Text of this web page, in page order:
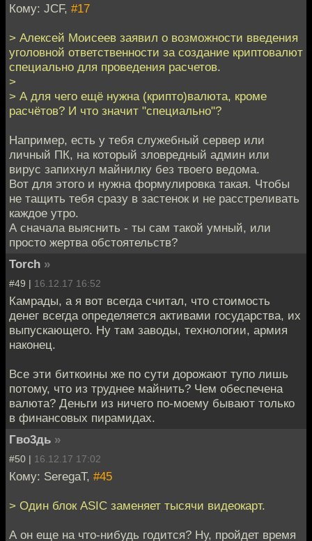
Кому: JCF, #17
> Алексей Моисеев заявил о возможности введения
уголовной ответственности за создание криптовалют
специально для проведения расчетов.
>
> А для чего ещё нужна (крипто)валюта, кроме
расчётов? И что значит "специально"?
Например, есть у тебя служебный сервер или
личный ПК, на который зловредный админ или
вирус запихнул майнилку без твоего ведома.
Вот для этого и нужна формулировка такая. Чтобы
не тащить тебя сразу в застенок и не расстреливать
каждое утро.
А сначала выяснить - ты сам такой умный, или
просто жертва обстоятельств?
Torch »
#49 | 16.12.17 16:52
Камрады, а я вот всегда считал, что стоимость
денег всегда определяется активами государства, их
выпускающего. Ну там заводы, технологии, армия
наконец.
Все эти биткоины же по сути дорожают тупо лишь
потому, что из труднее майнить? Чем обеспечена
валюта? Деньги из ничего по-моему бывают только
в финансовых пирамидах.
Гво3дь »
#50 | 16.12.17 17:02
Кому: SeregaT, #45
> Один блок ASIC заменяет тысячи видеокарт.
А он еще на что-нибудь годится? Ну, пройдет время